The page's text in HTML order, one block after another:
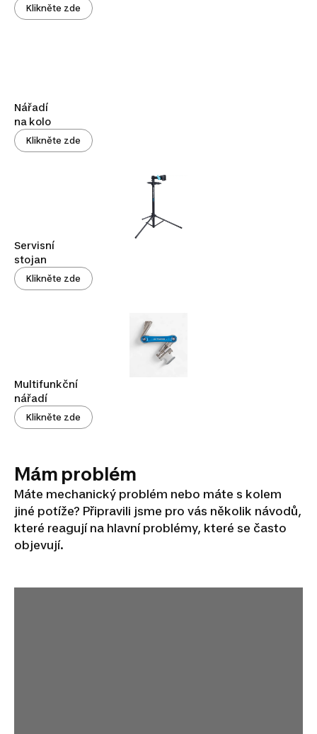
Klikněte zde
Nářadí
na kolo
Klikněte zde
Servisní
stojan
Klikněte zde
Multifunkční
nářadí
Klikněte zde
Mám problém
Máte mechanický problém nebo máte s kolem
jiné potíže? Připravili jsme pro vás několik návodů,
které reagují na hlavní problémy, které se často
objevují.